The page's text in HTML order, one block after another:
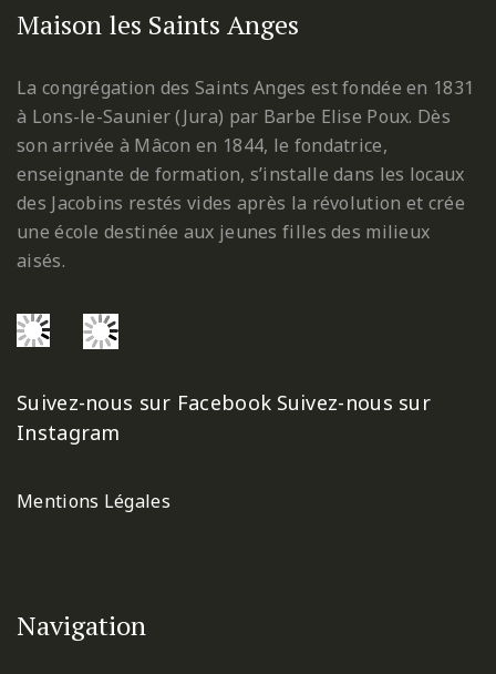
Maison les Saints Anges
La congrégation des Saints Anges est fondée en 1831
à Lons-le-Saunier (Jura) par Barbe Elise Poux. Dès
son arrivée à Mâcon en 1844, le fondatrice,
enseignante de formation, s’installe dans les locaux
des Jacobins restés vides après la révolution et crée
une école destinée aux jeunes filles des milieux
aisés.
Suivez-nous sur Facebook Suivez-nous sur
Instagram
Mentions Légales
Navigation